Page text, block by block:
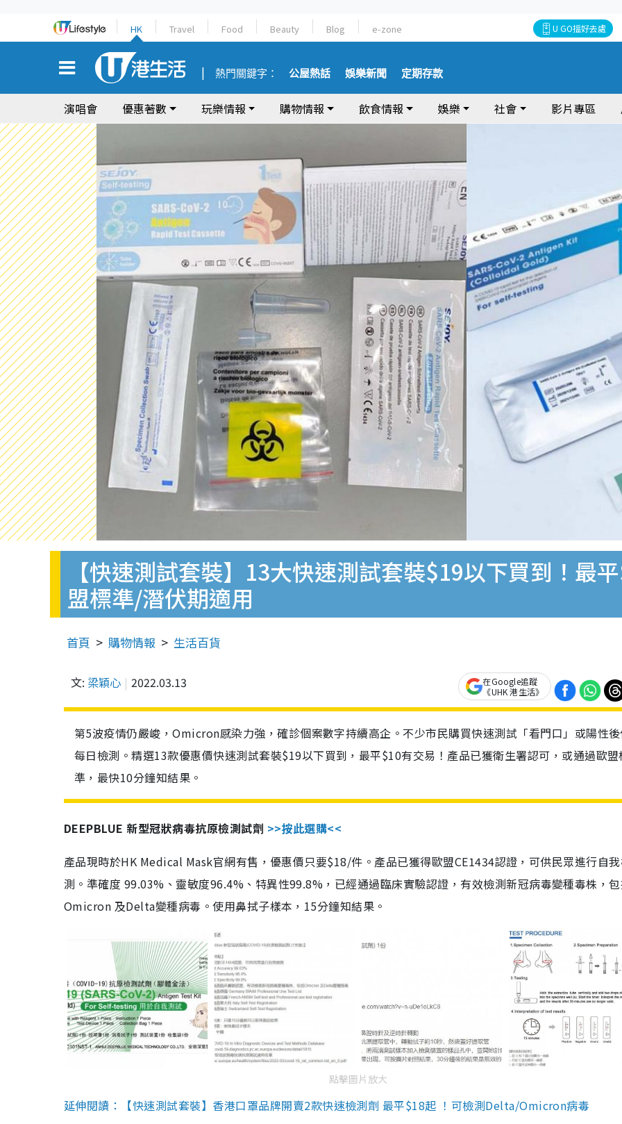
HK Travel Food Beauty Blog e-zone U GO搵好去處
熱門關鍵字： 公屋熱話 娛樂新聞 定期存款
演唱會 優惠著數 玩樂情報 購物情報 飲食情報 娛樂 社會 影片專區
【快速測試套裝】13大快速測試套裝$19以下買到！最
盟標準/潛伏期適用
首頁 購物情報 生活百貨
文: 梁穎心 2022.03.13
在Google追蹤
《UHK 港生活》
第5波疫情仍嚴峻，Omicron感染力強，確診個案數字持續高企。不少市民購買快速測試「看門口」或陽性
每日檢測。精選13款優惠價快速測試套裝$19以下買到，最平$10有交易！產品已獲衛生署認可，或通過歐盟
準，最快10分鐘知結果。
DEEPBLUE 新型冠狀病毒抗原檢測試劑 >>按此選購<<
產品現時於HK Medical Mask官網有售，優惠價只要$18/件。產品已獲得歐盟CE1434認證，可供民眾進行自
測。準確度 99.03%、靈敏度96.4%、特異性99.8%，已經通過臨床實驗認證，有效檢測新冠病毒變種毒株，
Omicron 及Delta變種病毒。使用鼻拭子樣本，15分鐘知結果。
點擊圖片放大
延伸閱讀：【快速測試套裝】香港口罩品牌開賣2款快速檢測劑 最平$18起 ！可檢測Delta/Omicron病毒